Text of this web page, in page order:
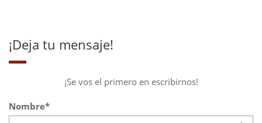
¡Deja tu mensaje!
¡Se vos el primero en escribirnos!
Nombre*